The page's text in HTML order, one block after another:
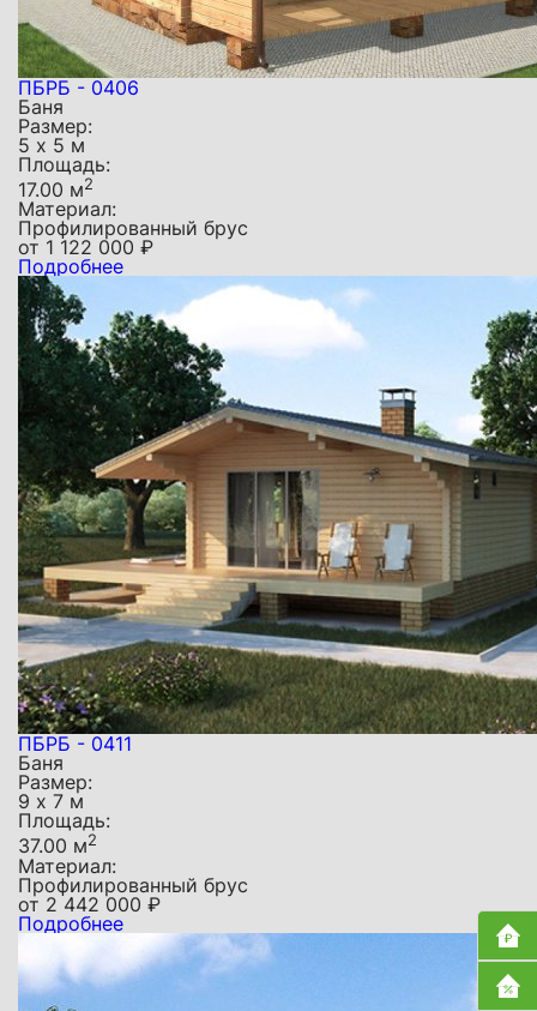
ПБРБ - 0406
Баня
Размер:
5 х 5 м
Площадь:
17.00 м2
Материал:
Профилированный брус
от 1 122 000 ₽
Подробнее
ПБРБ - 0411
Баня
Размер:
9 х 7 м
Площадь:
37.00 м2
Материал:
Профилированный брус
от 2 442 000 ₽
Подробнее